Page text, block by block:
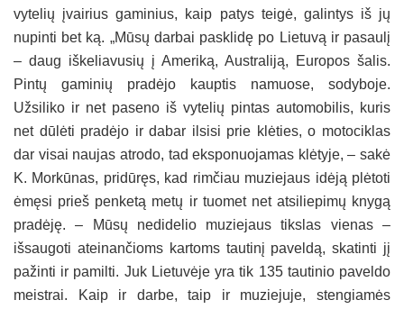
vytelių įvairius gaminius, kaip patys teigė, galintys iš jų
nupinti bet ką. „Mūsų darbai pasklidę po Lietuvą ir pasaulį
– daug iškeliavusių į Ameriką, Australiją, Europos šalis.
Pintų gaminių pradėjo kauptis namuose, sodyboje.
Užsiliko ir net paseno iš vytelių pintas automobilis, kuris
net dūlėti pradėjo ir dabar ilsisi prie klėties, o motociklas
dar visai naujas atrodo, tad eksponuojamas klėtyje, – sakė
K. Morkūnas, pridūręs, kad rimčiau muziejaus idėją plėtoti
ėmęsi prieš penketą metų ir tuomet net atsiliepimų knygą
pradėję. – Mūsų nedidelio muziejaus tikslas vienas –
išsaugoti ateinančioms kartoms tautinį paveldą, skatinti jį
pažinti ir pamilti. Juk Lietuvėje yra tik 135 tautinio paveldo
meistrai. Kaip ir darbe, taip ir muziejuje, stengiamės